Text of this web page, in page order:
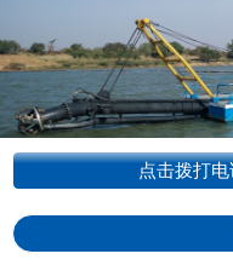
点击拨打